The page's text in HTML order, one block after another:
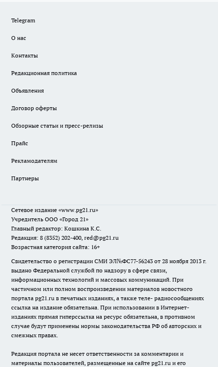
Telegram
О нас
Контакты
Редакционная политика
Объявления
Договор оферты
Обзорные статьи и пресс-релизы
Прайс
Рекламодателям
Партнеры
Сетевое издание «www.pg21.ru»
Учредитель ООО «Город 21»
Главный редактор: Кошкина К.С.
Редакция: 8 (8352) 202-400, red@pg21.ru
Возрастная категория сайта: 16+
Свидетельство о регистрации СМИ ЭЛ№ФС77-56243 от 28 ноября 2013 г.
выдано Федеральной службой по надзору в сфере связи,
информационных технологий и массовых коммуникаций. При
частичном или полном воспроизведении материалов новостного
портала pg21.ru в печатных изданиях, а также теле- радиосообщениях
ссылка на издание обязательна. При использовании в Интернет-
изданиях прямая гиперссылка на ресурс обязательна, в противном
случае будут применены нормы законодательства РФ об авторских и
смежных правах.
Редакция портала не несет ответственности за комментарии и
материалы пользователей, размещенные на сайте pg21.ru и его